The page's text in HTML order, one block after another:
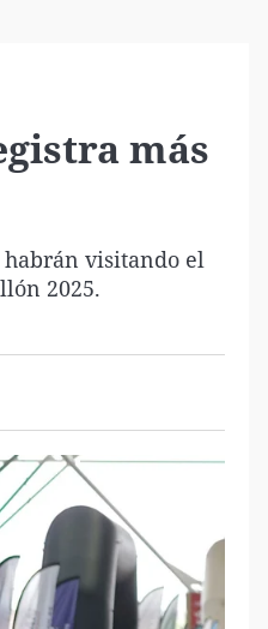
más
habrán visitando el
2025.